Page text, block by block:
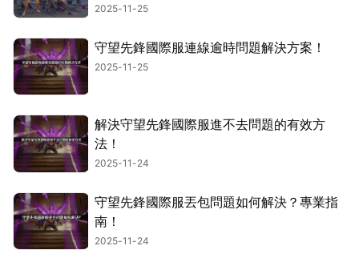
2025-11-25
守望先鋒國際服連線逾時問題解決方案！
2025-11-25
解決守望先鋒國際服進不去問題的有效方
法！
2025-11-24
守望先鋒國際服丟包問題如何解決？專業指
南！
2025-11-24